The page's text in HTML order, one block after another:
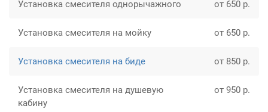
Установка смесителя однорычажного от 650 р.
Установка смесителя на мойку от 650 р.
Установка смесителя на биде от 850 р.
Установка смесителя на душевую
кабину
от 950 р.